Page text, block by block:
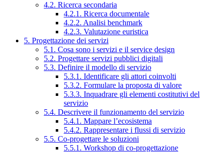
4.2. Ricerca secondaria
4.2.1. Ricerca documentale
4.2.2. Analisi benchmark
4.2.3. Valutazione euristica
5. Progettazione dei servizi
5.1. Cosa sono i servizi e il service design
5.2. Progettare servizi pubblici digitali
5.3. Definire il modello di servizio
5.3.1. Identificare gli attori coinvolti
5.3.2. Formulare la proposta di valore
5.3.3. Inquadrare gli elementi costitutivi del
servizio
5.4. Descrivere il funzionamento del servizio
5.4.1. Mappare l’ecosistema
5.4.2. Rappresentare i flussi di servizio
5.5. Co-progettare le soluzioni
5.5.1. Workshop di co-progettazione